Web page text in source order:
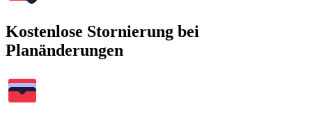
Kostenlose Stornierung bei
Planänderungen